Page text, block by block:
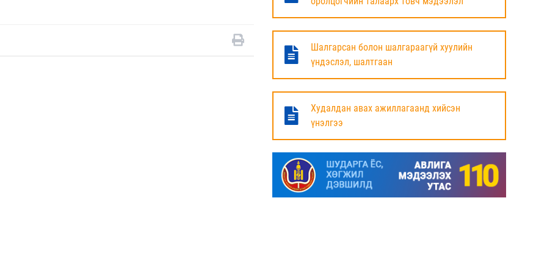
ХҮЛЭЭЛЦЭЖ БАЙНА
6 сар
МАЛ ТООЛЛОГЫН НЭГДСЭН ДҮНГ
ТАНИЛЦУУЛЛАА.
6 сар
НИЙСЛЭЛИЙН ИРГЭДИЙН
ТӨЛӨӨЛӨГЧДИЙН ХУРЛЫН ДАРГА, ЗАСАГ
ДАРГА НАРТАЙ ЦАХИМ УУЛЗАЛТ ХИЙЖ
БАЙНА
Шалгарсан болон шалгараагүй хуулийн
үндэслэл, шалтгаан
Худалдан авах ажиллагаанд хийсэн
үнэлгээ